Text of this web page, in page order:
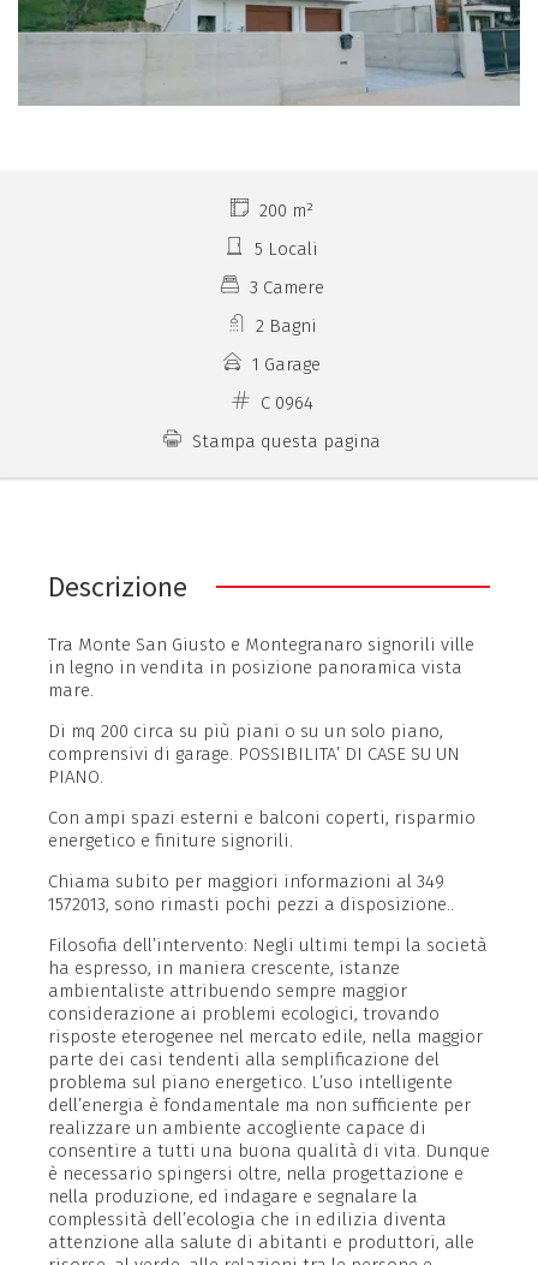
200 m²
5 Locali
3 Camere
2 Bagni
1 Garage
C 0964
Stampa questa pagina
Descrizione
Tra Monte San Giusto e Montegranaro signorili ville
in legno in vendita in posizione panoramica vista
mare.
Di mq 200 circa su più piani o su un solo piano,
comprensivi di garage. POSSIBILITA’ DI CASE SU UN
PIANO.
Con ampi spazi esterni e balconi coperti, risparmio
energetico e finiture signorili.
Chiama subito per maggiori informazioni al 349
1572013, sono rimasti pochi pezzi a disposizione..
Filosofia dell’intervento: Negli ultimi tempi la società
ha espresso, in maniera crescente, istanze
ambientaliste attribuendo sempre maggior
considerazione ai problemi ecologici, trovando
risposte eterogenee nel mercato edile, nella maggior
parte dei casi tendenti alla semplificazione del
problema sul piano energetico. L’uso intelligente
dell’energia è fondamentale ma non sufficiente per
realizzare un ambiente accogliente capace di
consentire a tutti una buona qualità di vita. Dunque
è necessario spingersi oltre, nella progettazione e
nella produzione, ed indagare e segnalare la
complessità dell’ecologia che in edilizia diventa
attenzione alla salute di abitanti e produttori, alle